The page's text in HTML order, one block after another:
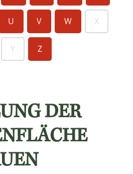
U V W X
Y Z
DER
B
B